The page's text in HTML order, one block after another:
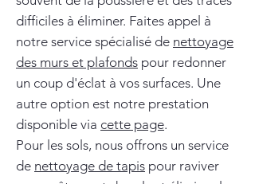
difficiles à éliminer. Faites appel à
notre service spécialisé de nettoyage
des murs et plafonds pour redonner
un coup d'éclat à vos surfaces. Une
autre option est notre prestation
disponible via cette page.
Pour les sols, nous offrons un service
de nettoyage de tapis pour raviver